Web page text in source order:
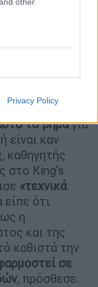
Privacy Policy
γενετική
είπε ότι τα
«θα
σχετικά
το βήμαγια
είναι καν
καθηγητής
στο King’s
«τεχνικά
είπε ότι
η
και της
καθιστά την
σε
, πρόσθεσε.